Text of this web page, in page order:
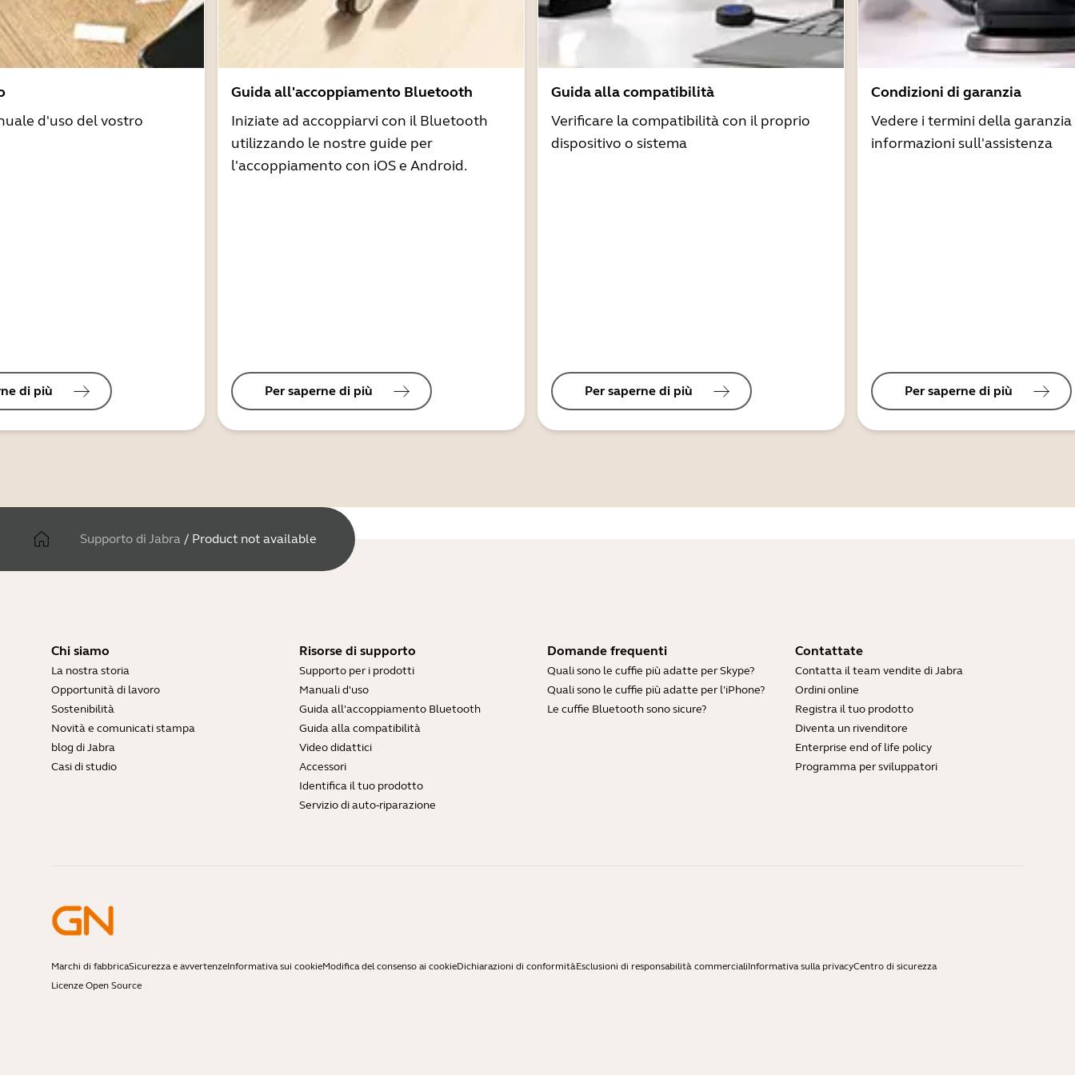
d'uso del vostro
di più
Guida all'accoppiamento Bluetooth
Iniziate ad accoppiarvi con il Bluetooth
utilizzando le nostre guide per
l'accoppiamento con iOS e Android.
Per saperne di più
Guida alla compatibilità
Verificare la compatibilità con il proprio
dispositivo o sistema
Per saperne di più
Condizioni di garanzia
Vedere i termini della garanzia
informazioni sull'assistenza
Per saperne di più
Supporto di Jabra / Product not available
Chi siamo
La nostra storia
Opportunità di lavoro
Sostenibilità
Novità e comunicati stampa
blog di Jabra
Casi di studio
Risorse di supporto
Supporto per i prodotti
Manuali d'uso
Guida all'accoppiamento Bluetooth
Guida alla compatibilità
Video didattici
Accessori
Identifica il tuo prodotto
Servizio di auto-riparazione
Domande frequenti
Quali sono le cuffie più adatte per Skype?
Quali sono le cuffie più adatte per l'iPhone?
Le cuffie Bluetooth sono sicure?
Contattate
Contatta il team vendite di Jabra
Ordini online
Registra il tuo prodotto
Diventa un rivenditore
Enterprise end of life policy
Programma per sviluppatori
Marchi di fabbricaSicurezza e avvertenzeInformativa sui cookieModifica del consenso ai cookieDichiarazioni di conformitàEsclusioni di responsabilità commercialiInformativa sulla privacyCentro di sicurezza
Licenze Open Source